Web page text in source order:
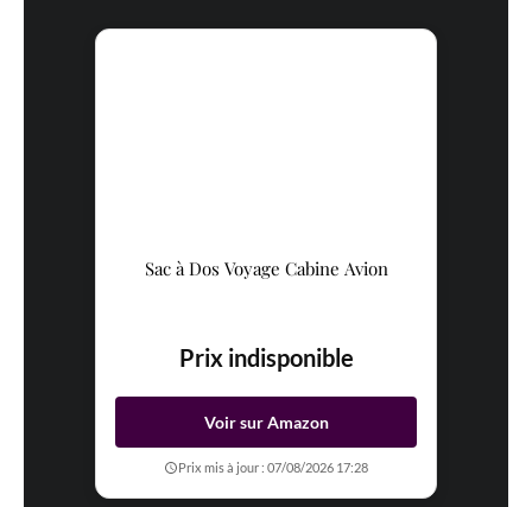
Sac à Dos Voyage Cabine Avion
Prix indisponible
Voir sur Amazon
Prix mis à jour : 07/08/2026 17:28